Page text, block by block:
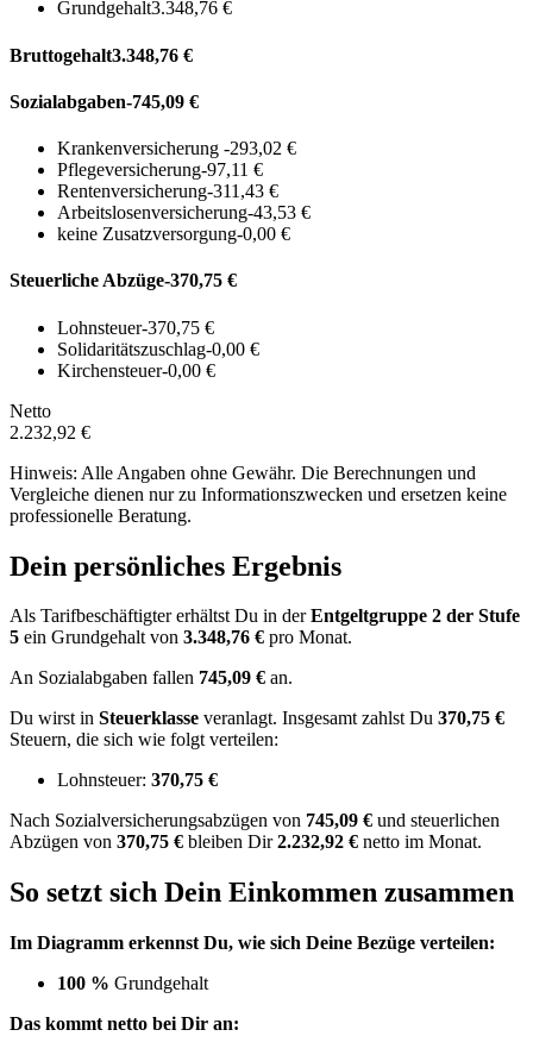
Grundgehalt3.348,76 €
Bruttogehalt3.348,76 €
Sozialabgaben-745,09 €
Krankenversicherung -293,02 €
Pflegeversicherung-97,11 €
Rentenversicherung-311,43 €
Arbeitslosenversicherung-43,53 €
keine Zusatzversorgung-0,00 €
Steuerliche Abzüge-370,75 €
Lohnsteuer-370,75 €
Solidaritätszuschlag-0,00 €
Kirchensteuer-0,00 €
Netto
2.232,92 €
Hinweis: Alle Angaben ohne Gewähr. Die Berechnungen und
Vergleiche dienen nur zu Informationszwecken und ersetzen keine
professionelle Beratung.
Dein persönliches Ergebnis
Als Tarifbeschäftigter erhältst Du in derEntgeltgruppe 2 der Stufe
5 ein Grundgehalt von 3.348,76 € pro Monat.
An Sozialabgaben fallen 745,09 € an.
Du wirst in Steuerklasse veranlagt. Insgesamt zahlst Du 370,75 €
Steuern, die sich wie folgt verteilen:
Lohnsteuer: 370,75 €
Nach Sozialversicherungsabzügen von 745,09 € und steuerlichen
Abzügen von 370,75 € bleiben Dir2.232,92 € netto im Monat.
So setzt sich Dein Einkommen zusammen
Im Diagramm erkennst Du, wie sich Deine Bezüge verteilen:
100 % Grundgehalt
Das kommt netto bei Dir an: